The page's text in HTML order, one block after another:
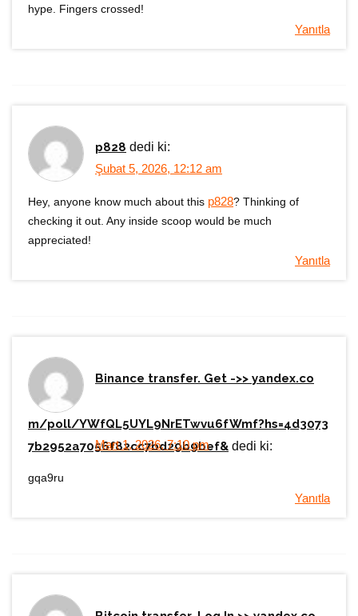
hype. Fingers crossed!
Yanıtla
p828 dedi ki:
Şubat 5, 2026, 12:12 am
Hey, anyone know much about this p828? Thinking of
checking it out. Any inside scoop would be much
appreciated!
Yanıtla
Binance transfer. Get ->> yandex.co
m/poll/YWfQL5UYL9NrETwvu6fWmf?hs=4d3073
7b2952a7056f82cc7bd29b9bef& dedi ki:
Mart 1, 2026, 7:10 pm
gqa9ru
Yanıtla